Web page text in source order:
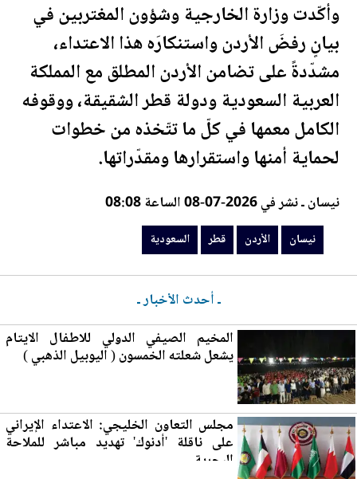
وأكّدت وزارة الخارجية وشؤون المغتربين في
بيانٍ رفضَالأردنواستنكارَه هذا الاعتداء،
مشدّدةً على تضامنالأردنالمطلق مع المملكة
العربيةالسعوديةودولةقطرالشقيقة، ووقوفه
الكامل معمها في كلّ ما تتّخذه من خطوات
لحماية أمنها واستقرارها ومقدّراتها.
نيسان ـ نشر في 2026-07-08 الساعة 08:08
نيسان الأردن قطر السعودية
ـ أحدث الأخبار ـ
المخيم الصيفي الدولي للاطفال الايتام
يشعل شعلته الخمسون ( اليوبيل الذهبي )
مجلس التعاون الخليجي: الاعتداء الإيراني
على ناقلة 'أدنوك' تهديد مباشر للملاحة
الب حرية